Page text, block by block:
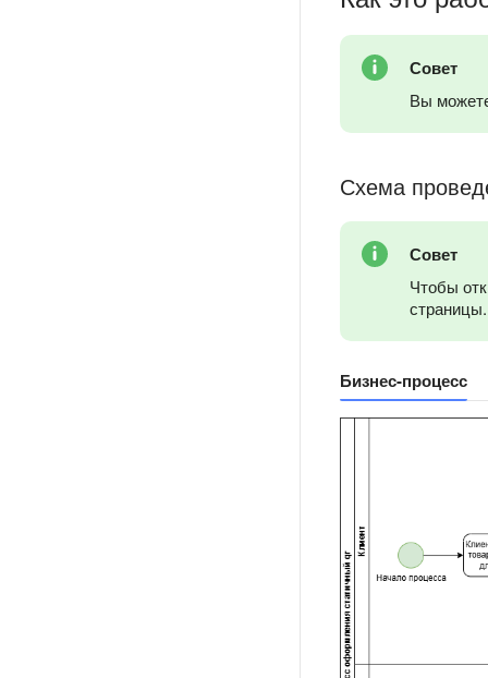
Совет
Вы
Схема
Совет
Чтобы
страницы.
Бизнес-процесс